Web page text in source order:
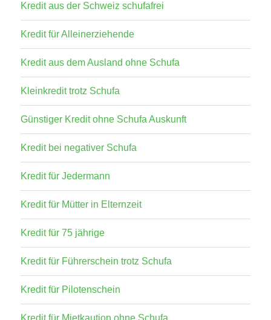
Kredit aus der Schweiz schufafrei
Kredit für Alleinerziehende
Kredit aus dem Ausland ohne Schufa
Kleinkredit trotz Schufa
Günstiger Kredit ohne Schufa Auskunft
Kredit bei negativer Schufa
Kredit für Jedermann
Kredit für Mütter in Elternzeit
Kredit für 75 jährige
Kredit für Führerschein trotz Schufa
Kredit für Pilotenschein
Kredit für Mietkaution ohne Schufa